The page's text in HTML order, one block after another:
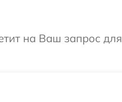
на Ваш запрос для